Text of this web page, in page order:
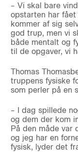
– Vi skal bare
opstarten har
kommer af sig
god trup, men vi
både mentalt og
til de opgaver, vi
Thomas
truppens fysiske
som perler på en
– I dag spillede
og dem der kom
På den måde var
og jeg har en
fysisk, lyder det